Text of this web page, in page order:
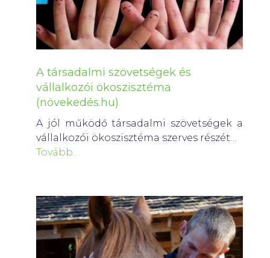
A társadalmi szövetségek és
vállalkozói ökoszisztéma
(növekedés.hu)
A jól működő társadalmi szövetségek a
vállalkozói ökoszisztéma szerves részét…
Tovább…